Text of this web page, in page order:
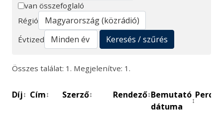
Keresés
van összefoglaló
Régió
Évtized
Keresés / szűrés
Összes találat: 1. Megjelenítve: 1.
Díj↕ Cím↕ Szerző↕ Rendező↕Bemutató
dátuma
↕
Perc